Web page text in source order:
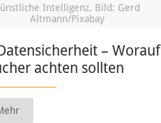
Intelligenz, Bild: Gerd
Altmann/Pixabay
– Worauf
achten sollten